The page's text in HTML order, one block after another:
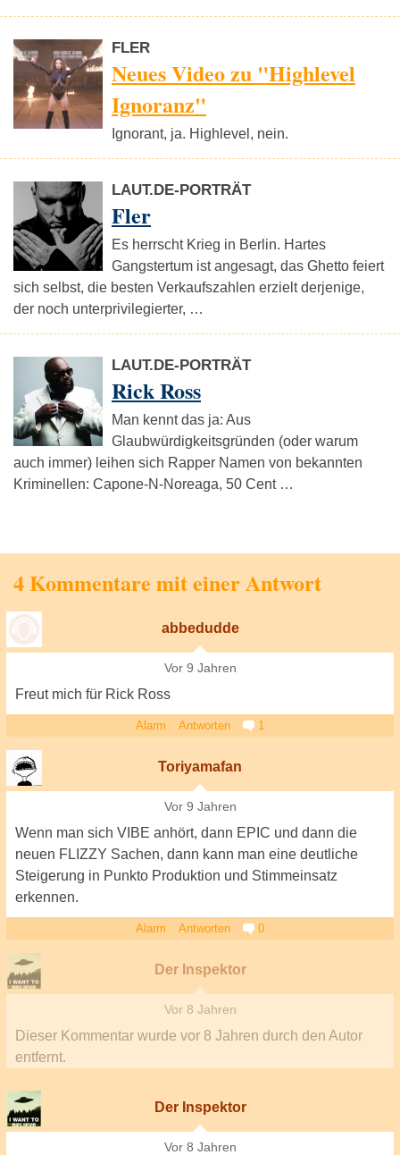
FLER
Neues Video zu "Highlevel
Ignoranz"
Ignorant, ja. Highlevel, nein.
LAUT.DE-PORTRÄT
Fler
Es herrscht Krieg in Berlin. Hartes
Gangstertum ist angesagt, das Ghetto feiert
sich selbst, die besten Verkaufszahlen erzielt derjenige,
der noch unterprivilegierter, …
LAUT.DE-PORTRÄT
Rick Ross
Man kennt das ja: Aus
Glaubwürdigkeitsgründen (oder warum
auch immer) leihen sich Rapper Namen von bekannten
Kriminellen: Capone-N-Noreaga, 50 Cent …
4 Kommentare mit einer Antwort
abbedudde
Vor 9 Jahren
Freut mich für Rick Ross
Alarm Antworten 1
Toriyamafan
Vor 9 Jahren
Wenn man sich VIBE anhört, dann EPIC und dann die
neuen FLIZZY Sachen, dann kann man eine deutliche
Steigerung in Punkto Produktion und Stimmeinsatz
erkennen.
Alarm Antworten 0
Der Inspektor
Vor 8 Jahren
Dieser Kommentar wurde vor 8 Jahren durch den Autor
entfernt.
Der Inspektor
Vor 8 Jahren